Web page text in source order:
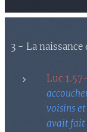
3 - La naissance
Luc
voisins
avait fait